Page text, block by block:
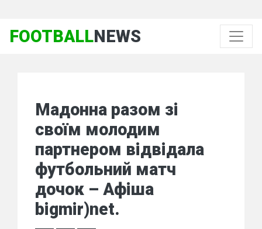
FOOTBALLNEWS
Мадонна разом зі
своїм молодим
партнером відвідала
футбольний матч
дочок – Афіша
bigmir)net.